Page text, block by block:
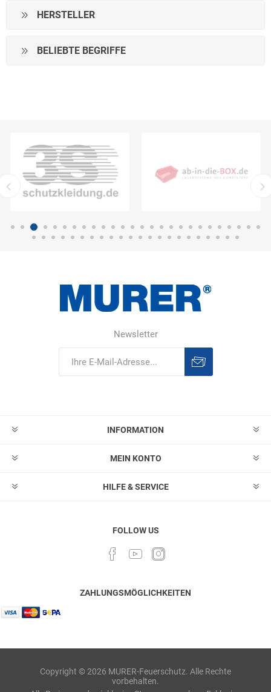
HERSTELLER
BELIEBTE BEGRIFFE
Newsletter
INFORMATION
MEIN KONTO
HILFE & SERVICE
FOLLOW US
ZAHLUNGSMÖGLICHKEITEN
Copyright © 2026 MURER-Feuerschutz. Alle Rechte
vorbehalten.